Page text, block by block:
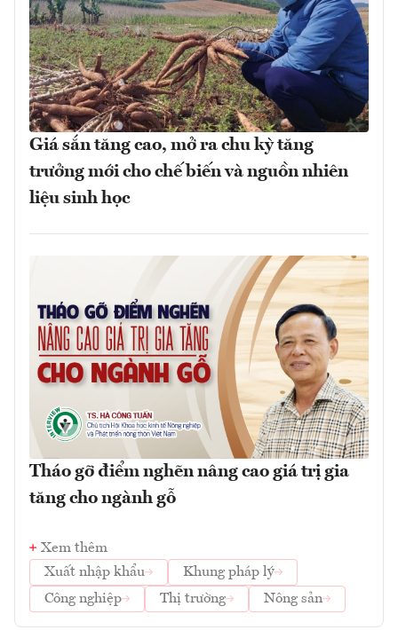
Giá sắn tăng cao, mở ra chu kỳ tăng
trưởng mới cho chế biến và nguồn nhiên
liệu sinh học
Tháo gỡ điểm nghẽn nâng cao giá trị gia
tăng cho ngành gỗ
Xem thêm
Xuất nhập khẩu
Khung pháp lý
Công nghiệp
Thị trường Nông sản